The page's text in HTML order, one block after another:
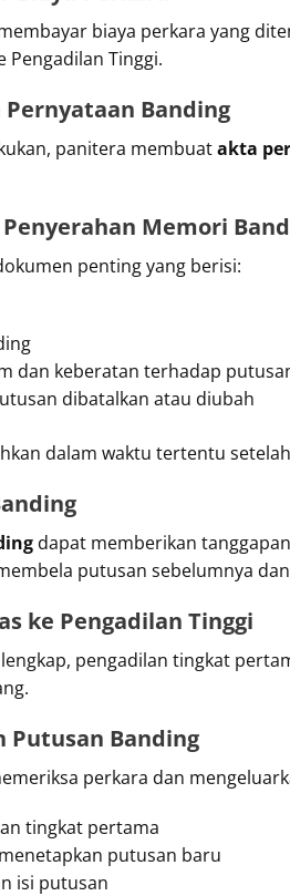
biaya perkara yang
Pengadilan Tinggi.
Banding
panitera membuatakta
Memori
penting yang berisi:
dan keberatan terhadap
dibatalkan atau diubah
dalam waktu tertentu
dapat memberikan
putusan sebelumnya
ke Pengadilan Tinggi
pengadilan tingkat
Putusan Banding
perkara dan
tingkat pertama
putusan baru
isi putusan